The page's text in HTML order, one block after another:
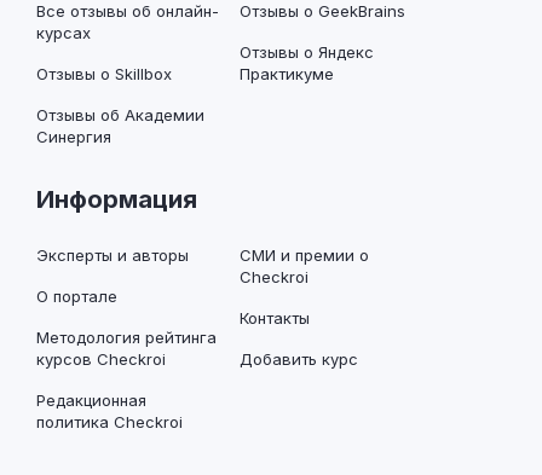
Все отзывы об онлайн-
курсах
Отзывы о Skillbox
Отзывы об Академии
Синергия
Отзывы о GeekBrains
Отзывы о Яндекс
Практикуме
Информация
Эксперты и авторы
О портале
Методология рейтинга
курсов Checkroi
Редакционная
политика Checkroi
СМИ и премии о
Checkroi
Контакты
Добавить курс